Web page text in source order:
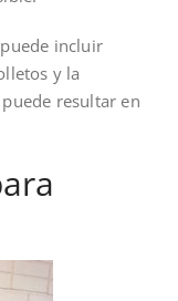
incluir
y la
resultar en